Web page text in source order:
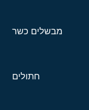
מבשלים כשר
חתולים